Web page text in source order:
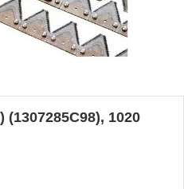
(1307285C98), 1020